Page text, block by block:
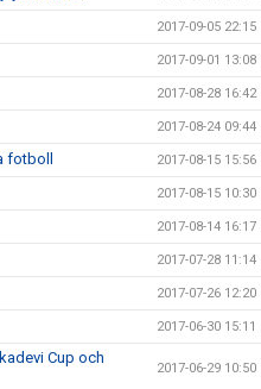
2017-09-05 22:15
2017-09-01 13:08
2017-08-28 16:42
2017-08-24 09:44
fotboll 2017-08-15 15:56
2017-08-15 10:30
2017-08-14 16:17
2017-07-28 11:14
2017-07-26 12:20
2017-06-30 15:11
Cup och
2017-06-29 10:50